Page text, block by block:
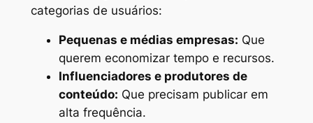
categorias de usuários:
Pequenas e médias empresas: Que
querem economizar tempo e recursos.
Influenciadores e produtores de
conteúdo: Que precisam publicar em
alta frequência.